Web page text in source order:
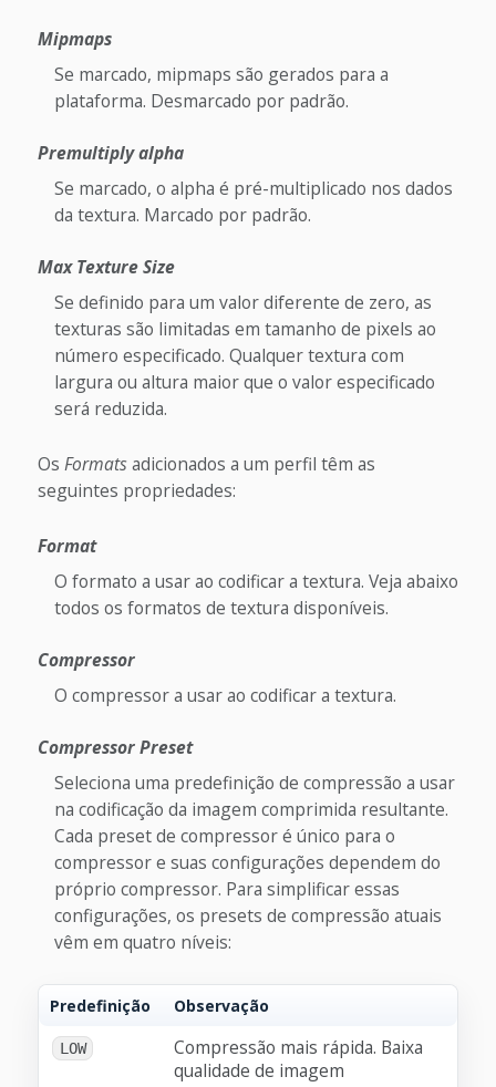
Mipmaps
Se marcado, mipmaps são gerados para a
plataforma. Desmarcado por padrão.
Premultiply alpha
Se marcado, o alpha é pré-multiplicado nos dados
da textura. Marcado por padrão.
Max Texture Size
Se definido para um valor diferente de zero, as
texturas são limitadas em tamanho de pixels ao
número especificado. Qualquer textura com
largura ou altura maior que o valor especificado
será reduzida.
Os Formatsadicionados a um perfil têm as
seguintes propriedades:
Format
O formato a usar ao codificar a textura. Veja abaixo
todos os formatos de textura disponíveis.
Compressor
O compressor a usar ao codificar a textura.
Compressor Preset
Seleciona uma predefinição de compressão a usar
na codificação da imagem comprimida resultante.
Cada preset de compressor é único para o
compressor e suas configurações dependem do
próprio compressor. Para simplificar essas
configurações, os presets de compressão atuais
vêm em quatro níveis:
Predefinição Observação
LOW
Compressão mais rápida. Baixa
qualidade de imagem